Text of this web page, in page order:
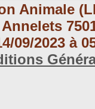
Animale
09/2023 à